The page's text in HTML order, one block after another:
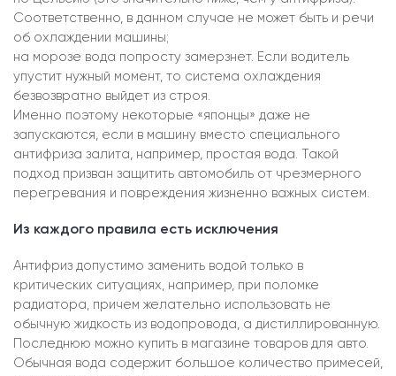
Соответственно, в данном случае не может быть и речи
об охлаждении машины;
на морозе вода попросту замерзнет. Если водитель
упустит нужный момент, то система охлаждения
безвозвратно выйдет из строя.
Именно поэтому некоторые «японцы» даже не
запускаются, если в машину вместо специального
антифриза залита, например, простая вода. Такой
подход призван защитить автомобиль от чрезмерного
перегревания и повреждения жизненно важных систем.
Из каждого правила есть исключения
Антифриз допустимо заменить водой только в
критических ситуациях, например, при поломке
радиатора, причем желательно использовать не
обычную жидкость из водопровода, а дистиллированную.
Последнюю можно купить в магазине товаров для авто.
Обычная вода содержит большое количество примесей,